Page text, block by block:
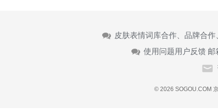
皮肤表情词库合作、品牌合
使用问题用户反馈 邮
© 2026 SOGOU.COM